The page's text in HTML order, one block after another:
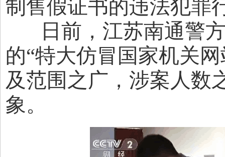
制售假证书的违法犯罪
日前，江苏南通警方
的“特大仿冒国家机关
及范围之广，涉案人数
象。